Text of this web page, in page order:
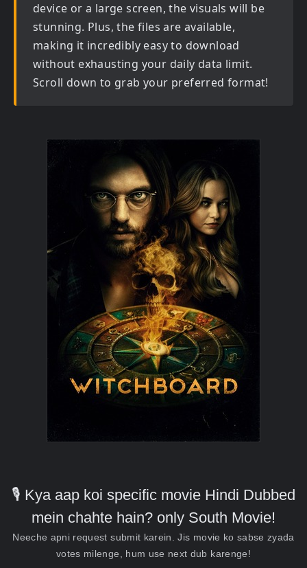
device or a large screen, the visuals will be
stunning. Plus, the files are available,
making it incredibly easy to download
without exhausting your daily data limit.
Scroll down to grab your preferred format!
🎙️ Kya aap koi specific movie Hindi Dubbed
mein chahte hain? only South Movie!
Neeche apni request submit karein. Jis movie ko sabse zyada
votes milenge, hum use next dub karenge!